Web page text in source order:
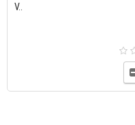
V..